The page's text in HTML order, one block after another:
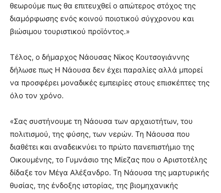
θεωρούμε πως θα επιτευχθεί ο απώτερος στόχος της
διαμόρφωσης ενός κοινού ποιοτικού σύγχρονου και
βιώσιμου τουριστικού προϊόντος.»
Τέλος, ο δήμαρχος Νάουσας Νίκος Κουτσογιάννης
δήλωσε πως Η Νάουσα δεν έχει παραλίες αλλά μπορεί
να προσφέρει μοναδικές εμπειρίες στους επισκέπτες της
όλο τον χρόνο.
«Σας συστήνουμε τη Νάουσα των αρχαιοτήτων, του
πολιτισμού, της φύσης, των νερών. Τη Νάουσα που
διαθέτει και αναδεικνύει το πρώτο πανεπιστήμιο της
Οικουμένης, το Γυμνάσιο της Μίεζας που ο Αριστοτέλης
δίδαξε τον Μέγα Αλέξανδρο. Τη Νάουσα της μαρτυρικής
θυσίας, της ένδοξης ιστορίας, της βιομηχανικής